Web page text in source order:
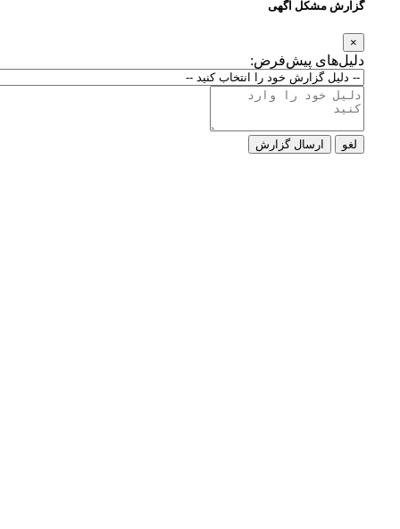
گزارش مشکل آگهی
دلیل‌های پیش‌فرض:
ارسال گزارش